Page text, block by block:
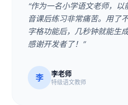
“作为一名小学语文老师，
音课后练习非常痛苦。用了
字格功能后，几秒钟就能生
感谢开发者了！”
李 李老师
特级语文教师